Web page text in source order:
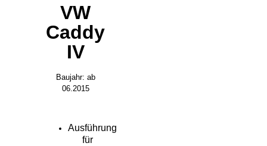
VW
Caddy
IV
Baujahr: ab
06.2015
Ausführung
für